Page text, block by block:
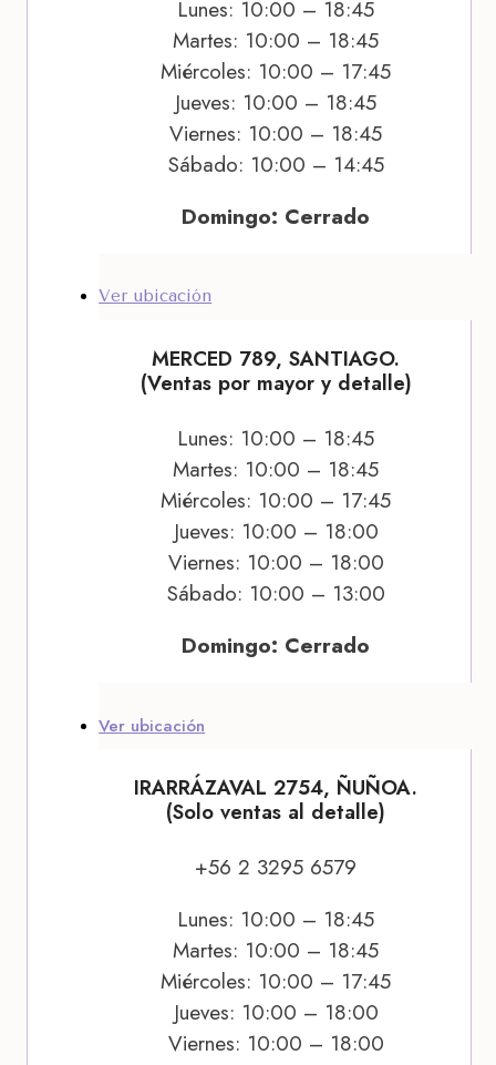
Lunes: 10:00 – 18:45
Martes: 10:00 – 18:45
Miércoles: 10:00 – 17:45
Jueves: 10:00 – 18:45
Viernes: 10:00 – 18:45
Sábado: 10:00 – 14:45
Domingo: Cerrado
Ver ubicación
MERCED 789, SANTIAGO.
(Ventas por mayor y detalle)
Lunes: 10:00 – 18:45
Martes: 10:00 – 18:45
Miércoles: 10:00 – 17:45
Jueves: 10:00 – 18:00
Viernes: 10:00 – 18:00
Sábado: 10:00 – 13:00
Domingo: Cerrado
Ver ubicación
IRARRÁZAVAL 2754, ÑUÑOA.
(Solo ventas al detalle)
+56 2 3295 6579
Lunes: 10:00 – 18:45
Martes: 10:00 – 18:45
Miércoles: 10:00 – 17:45
Jueves: 10:00 – 18:00
Viernes: 10:00 – 18:00